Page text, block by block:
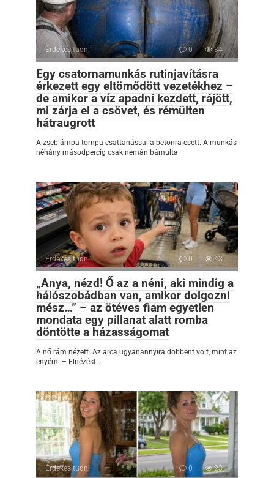
Érdekes tudni 0 34
Egy csatornamunkás rutinjavításra
érkezett egy eltömődött vezetékhez –
de amikor a víz apadni kezdett, rájött,
mi zárja el a csövet, és rémülten
hátraugrott
A zseblámpa tompa csattanással a betonra esett. A munkás
néhány másodpercig csak némán bámulta
Érdekes tudni 0 43
„Anya, nézd! Ő az a néni, aki mindig a
hálószobádban van, amikor dolgozni
mész…” – az ötéves fiam egyetlen
mondata egy pillanat alatt romba
döntötte a házasságomat
A nő rám nézett. Az arca ugyanannyira döbbent volt, mint az
enyém. – Elnézést…
Érdekes tudni 0 23